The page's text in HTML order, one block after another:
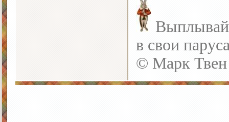
в свои
© Марк Твен